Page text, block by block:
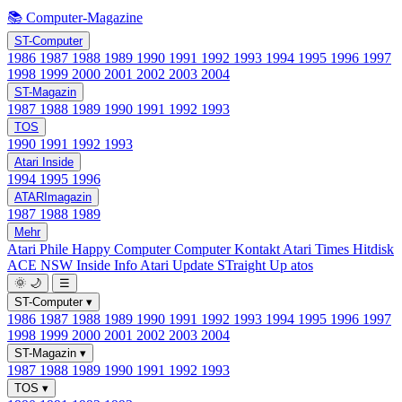
📚 Computer-Magazine
ST-Computer
1986 1987 1988 1989 1990 1991 1992 1993 1994 1995 1996 1997
1998 1999 2000 2001 2002 2003 2004
ST-Magazin
1987 1988 1989 1990 1991 1992 1993
TOS
1990 1991 1992 1993
Atari Inside
1994 1995 1996
ATARImagazin
1987 1988 1989
Mehr
Atari Phile Happy ComputerComputer Kontakt Atari Times Hitdisk
ACE NSW Inside Info Atari Update STraight Up atos
🌞 🌙
☰
ST-Computer ▾
1986 1987 1988 1989 1990 1991 1992 1993 1994 1995 1996 1997
1998 1999 2000 2001 2002 2003 2004
ST-Magazin ▾
1987 1988 1989 1990 1991 1992 1993
TOS ▾